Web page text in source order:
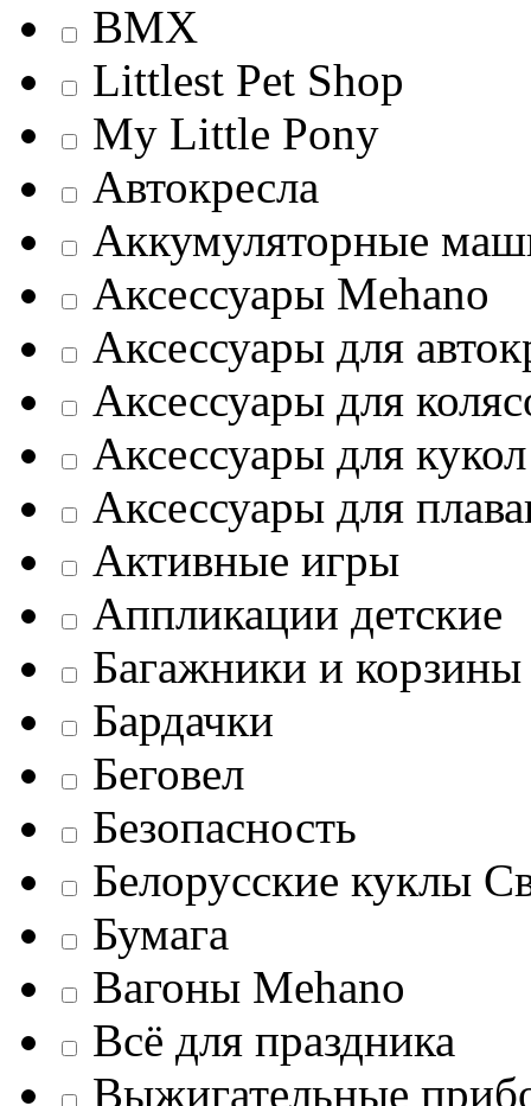
BMX
Littlest Pet Shop
My Little Pony
Автокресла
Аккумуляторные
Аксессуары Mehano
Аксессуары для
Аксессуары для
Аксессуары для кукол
Аксессуары для
Активные игры
Аппликации детские
Багажники и корзины
Бардачки
Беговел
Безопасность
Белорусские куклы
Бумага
Вагоны Mehano
Всё для праздника
Выжигательные